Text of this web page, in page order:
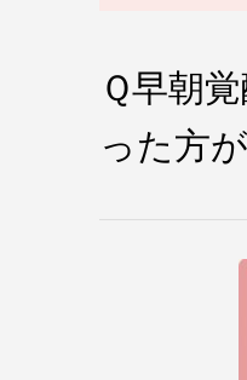
Ｑ早朝
った方